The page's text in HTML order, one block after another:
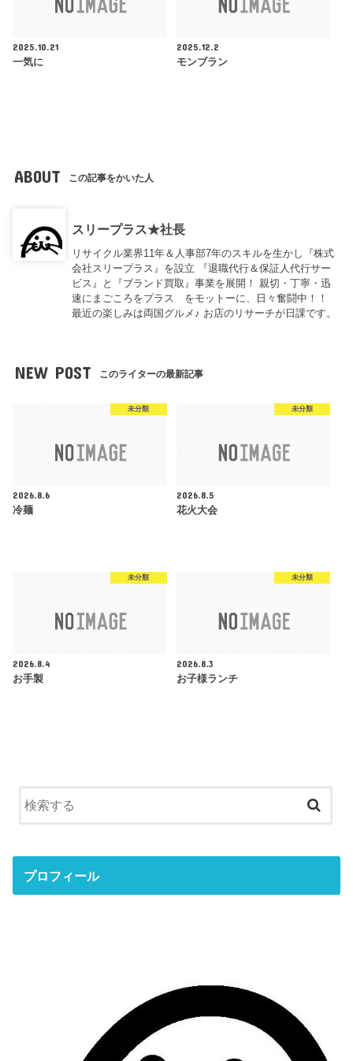
2025.10.21
一気に
2025.12.2
モンブラン
ABOUT この記事をかいた人
スリープラス★社長
リサイクル業界11年＆人事部7年のスキルを生かし『株式
会社スリープラス』を設立 『退職代行＆保証人代行サー
ビス』と『ブランド買取』事業を展開！ 親切・丁寧・迅
速にまごころをプラス をモットーに、日々奮闘中！！
最近の楽しみは両国グルメ♪ お店のリサーチが日課です。
NEW POST このライターの最新記事
未分類
2026.8.6
冷麺
未分類
2026.8.5
花火大会
未分類
2026.8.4
お手製
未分類
2026.8.3
お子様ランチ
プロフィール